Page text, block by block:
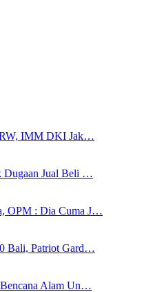
RW, IMM DKI Jak…
Dugaan Jual Beli …
OPM : Dia Cuma J…
Bali, Patriot Gard…
Alam Un…